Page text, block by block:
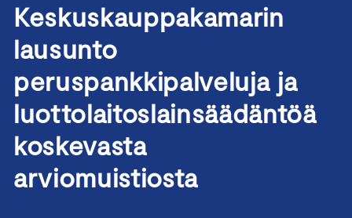
Keskuskauppakamarin
lausunto
peruspankkipalveluja ja
luottolaitoslainsäädäntöä
koskevasta
arviomuistiosta